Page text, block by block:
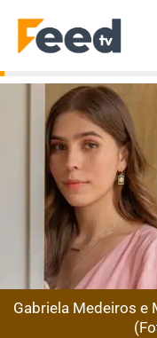
Gabriela Medeiros e